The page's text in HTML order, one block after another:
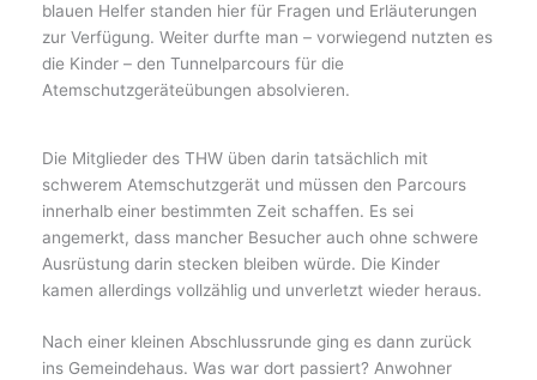
blauen Helfer standen hier für Fragen und Erläuterungen
zur Verfügung. Weiter durfte man – vorwiegend nutzten es
die Kinder – den Tunnelparcours für die
Atemschutzgeräteübungen absolvieren.
Die Mitglieder des THW üben darin tatsächlich mit
schwerem Atemschutzgerät und müssen den Parcours
innerhalb einer bestimmten Zeit schaffen. Es sei
angemerkt, dass mancher Besucher auch ohne schwere
Ausrüstung darin stecken bleiben würde. Die Kinder
kamen allerdings vollzählig und unverletzt wieder heraus.
Nach einer kleinen Abschlussrunde ging es dann zurück
ins Gemeindehaus. Was war dort passiert? Anwohner